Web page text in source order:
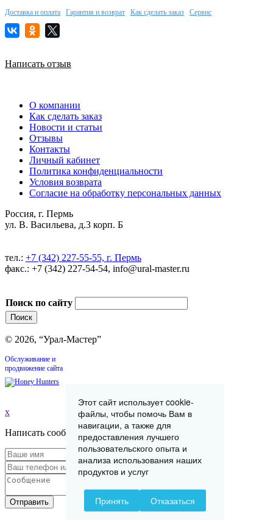
Доставка и оплата Гарантия и возврат Как сделать заказ Сервис
Написать отзыв
О компании
Как сделать заказ
Новости и статьи
Отзывы
Контакты
Личный кабинет
Политика конфиденциальности
Условия возврата
Согласие на обработку персональных данных
Россия, г. Пермь
ул. В. Васильева, д.3 корп. Б
тел.: +7 (342) 227-55-55, г. Пермь
факс.: +7 (342) 227-54-54, info@ural-master.ru
Поиск по сайту
© 2026, “Урал-Мастер”
Обслуживание и
продвижение сайта
x
Написать сообщение
Отправить
Этот сайт использует cookie-
файлы, чтобы помочь Вам в
навигации, а также для
предоставления лучшего
пользовательского опыта и
анализа использования наших
продуктов и услуг
Принять Отказаться